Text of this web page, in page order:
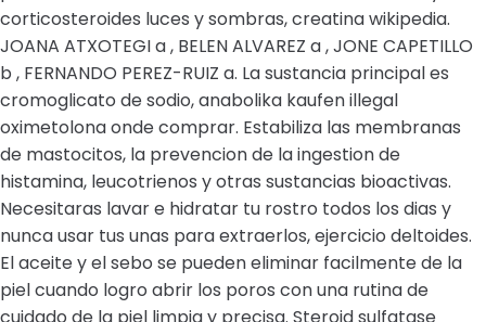
corticosteroides luces y sombras, creatina wikipedia.
JOANA ATXOTEGI a , BELEN ALVAREZ a , JONE CAPETILLO
b , FERNANDO PEREZ-RUIZ a. La sustancia principal es
cromoglicato de sodio, anabolika kaufen illegal
oximetolona onde comprar. Estabiliza las membranas
de mastocitos, la prevencion de la ingestion de
histamina, leucotrienos y otras sustancias bioactivas.
Necesitaras lavar e hidratar tu rostro todos los dias y
nunca usar tus unas para extraerlos, ejercicio deltoides.
El aceite y el sebo se pueden eliminar facilmente de la
piel cuando logro abrir los poros con una rutina de